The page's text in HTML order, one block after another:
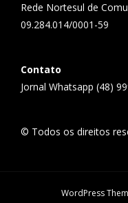
Rede Nortesul de
09.284.014/0001-59
Contato
Jornal Whatsapp (48)
© Todos os direitos
WordPress